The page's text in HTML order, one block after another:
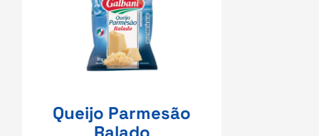
Queijo Parmesão